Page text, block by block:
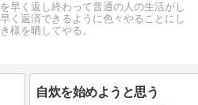
早く返し終わって普通の人の生活がし
く返済できるように色々やることにし
様を晒してやる。
自炊を始めようと思う